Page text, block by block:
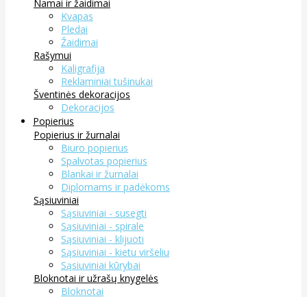
Namai ir žaidimai
Kvapas
Pledai
Žaidimai
Rašymui
Kaligrafija
Reklaminiai tušinukai
Šventinės dekoracijos
Dekoracijos
Popierius
Popierius ir žurnalai
Biuro popierius
Spalvotas popierius
Blankai ir žurnalai
Diplomams ir padėkoms
Sąsiuviniai
Sąsiuviniai - susegti
Sąsiuviniai - spirale
Sąsiuviniai - klijuoti
Sąsiuviniai - kietu viršeliu
Sąsiuviniai kūrybai
Bloknotai ir užrašų knygelės
Bloknotai